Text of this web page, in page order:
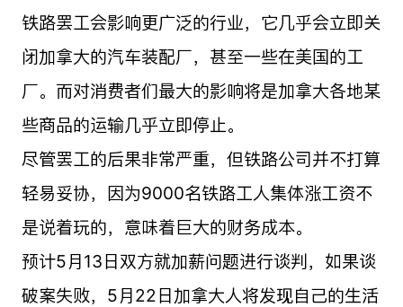
铁路罢工会影响更广泛的行业，它几乎会立即关
闭加拿大的汽车装配厂，甚至一些在美国的工
厂。而对消费者们最大的影响将是加拿大各地某
些商品的运输几乎立即停止。
尽管罢工的后果非常严重，但铁路公司并不打算
轻易妥协，因为9000名铁路工人集体涨工资不
是说着玩的，意味着巨大的财务成本。
预计5月13日双方就加薪问题进行谈判，如果谈
破案失败，5月22日加拿大人将发现自己的生活